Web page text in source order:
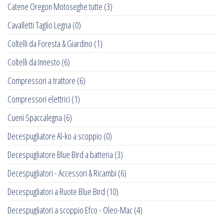
Catene Oregon Motoseghe tutte (3)
Cavalletti Taglio Legna (0)
Coltelli da Foresta & Giardino (1)
Coltelli da Innesto (6)
Compressori a trattore (6)
Compressori elettrici (1)
Cueni Spaccalegna (6)
Decespugliatore Al-ko a scoppio (0)
Decespugliatore Blue Bird a batteria (3)
Decespugliatori - Accessori & Ricambi (6)
Decespugliatori a Ruote Blue Bird (10)
Decespugliatori a scoppio Efco - Oleo-Mac(4)